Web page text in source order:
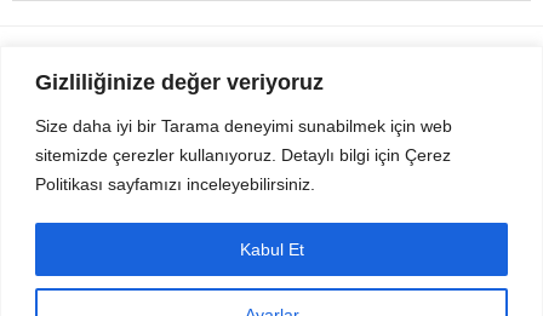
Gizliliğinize değer veriyoruz
Size daha iyi bir Tarama deneyimi sunabilmek için web
sitemizde çerezler kullanıyoruz. Detaylı bilgi için Çerez
Politikası sayfamızı inceleyebilirsiniz.
Kabul Et
Gezi Seyahat indirvip apk
Sitemizden Son sürüm Program, Android Uygulama, Android Oyun, Apk
Dosyalarını indirip güvenle bilgisayar ve cep telefonlarınızda kullanabilirsiniz.